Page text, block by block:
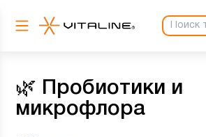
🌿
Пробиотики и
микрофлора